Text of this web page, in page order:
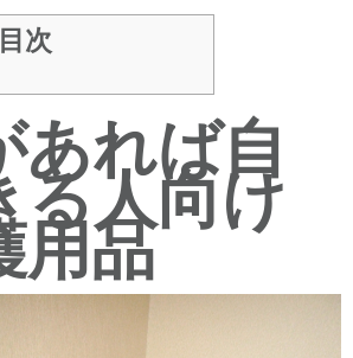
目次
あれば自
る人向け
用品